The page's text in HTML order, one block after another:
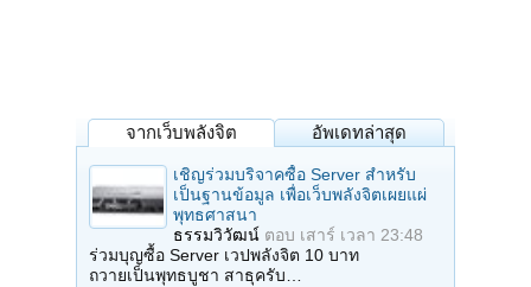
จากเว็บพลังจิต อัพเดทล่าสุด
เชิญร่วมบริจาคซื้อ Server สำหรับ
เป็นฐานข้อมูล เพื่อเว็บพลังจิตเผยแผ่
พุทธศาสนา
ธรรมวิวัฒน์ ตอบ เสาร์ เวลา 23:48
ร่วมบุญซื้อ Server เวปพลังจิต 10 บาท
ถวายเป็นพุทธบูชา สาธุครับ…